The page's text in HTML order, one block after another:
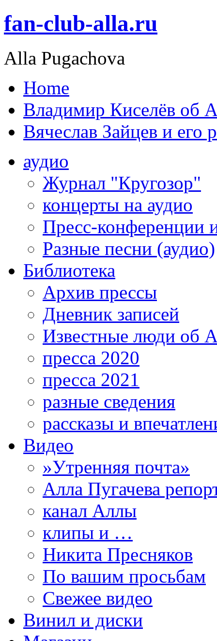
fan-club-alla.ru
Alla Pugachova
Home
Владимир Киселёв об
Вячеслав Зайцев и его
аудио
Журнал "Кругозор"
концерты на аудио
Пресс-конференции
Разные песни (аудио)
Библиотека
Архив прессы
Дневник записей
Известные люди об
пресса 2020
пресса 2021
разные сведения
рассказы и
Видео
»Утренняя почта»
Алла Пугачева
канал Аллы
клипы и …
Никита Пресняков
По вашим просьбам
Свежее видео
Винил и диски